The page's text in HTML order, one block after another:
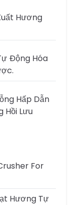
Hương
Động Hóa
Hấp Dẫn
Hồi Lưu
For
Hương Tự